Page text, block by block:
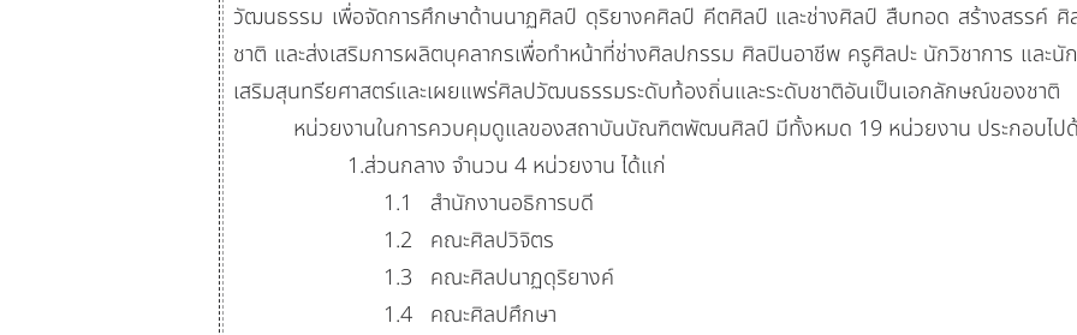
วัฒนธรรม เพื่อจัดการศึกษาด้านนาฏศิลป์ ดุริยางคศิลป์ คีตศิลป์ และช่างศิลป์ สืบทอด สร้างสรรค์
ชาติ และส่งเสริมการผลิตบุคลากรเพื่อทำหน้าที่ช่างศิลปกรรม ศิลปินอาชีพ ครูศิลปะ นักวิชาการ แล
เสริมสุนทรียศาสตร์และเผยแพร่ศิลปวัฒนธรรมระดับท้องถิ่นและระดับชาติอันเป็นเอกลักษณ์ของชาติ
หน่วยงานในการควบคุมดูแลของสถาบันบัณฑิตพัฒนศิลป์ มีทั้งหมด 19 หน่วยงาน ประกอบไป
1.ส่วนกลาง จำนวน 4 หน่วยงาน ได้แก่
1.1 สำนักงานอธิการบดี
1.2 คณะศิลปวิจิตร
1.3 คณะศิลปนาฏดุริยางค์
1.4 คณะศิลปศึกษา